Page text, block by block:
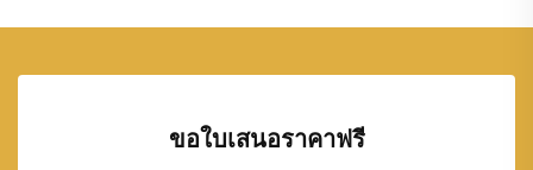
ขอใบเสนอราคาฟรี